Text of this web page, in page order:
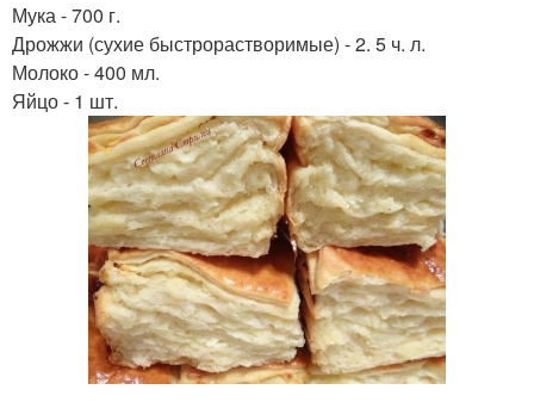
Мука - 700 г.
Дрожжи (сухие быстрорастворимые) - 2. 5 ч. л.
Молоко - 400 мл.
Яйцо - 1 шт.